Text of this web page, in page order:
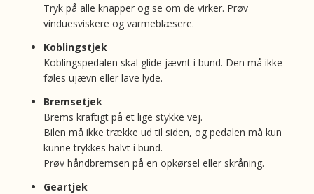
Tryk på alle knapper og se om de virker. Prøv
vinduesviskere og varmeblæsere.
Koblingstjek
Koblingspedalen skal glide jævnt i bund. Den må ikke
føles ujævn eller lave lyde.
Bremsetjek
Brems kraftigt på et lige stykke vej.
Bilen må ikke trække ud til siden, og pedalen må kun
kunne trykkes halvt i bund.
Prøv håndbremsen på en opkørsel eller skråning.
Geartjek